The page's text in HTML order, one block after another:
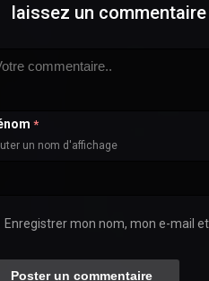
laissez un commentaire
*
un nom d'affichage
Enregistrer mon nom, mon e-mail